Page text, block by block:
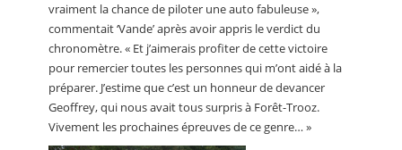
vraiment la chance de piloter une auto fabuleuse »,
commentait ‘Vande’ après avoir appris le verdict du
chronomètre. « Et j’aimerais profiter de cette victoire
pour remercier toutes les personnes qui m’ont aidé à la
préparer. J’estime que c’est un honneur de devancer
Geoffrey, qui nous avait tous surpris à Forêt-Trooz.
Vivement les prochaines épreuves de ce genre… »